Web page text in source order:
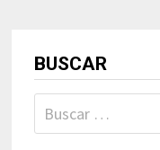
BUSCAR
Buscar: